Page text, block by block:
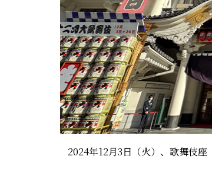
2024年12月3日（火）、歌舞伎座